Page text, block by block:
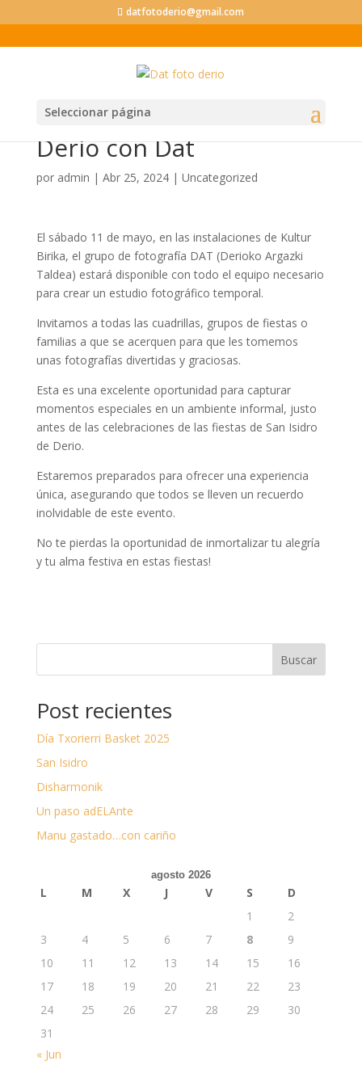
datfotoderio@gmail.com
Seleccionar página
Fiestas de San Isidro de
Derio con Dat
por admin | Abr 25, 2024| Uncategorized
El sábado 11 de mayo, en las instalaciones de Kultur
Birika, el grupo de fotografía DAT (Derioko Argazki
Taldea) estará disponible con todo el equipo necesario
para crear un estudio fotográfico temporal.
Invitamos a todas las cuadrillas, grupos de fiestas o
familias a que se acerquen para que les tomemos
unas fotografías divertidas y graciosas.
Esta es una excelente oportunidad para capturar
momentos especiales en un ambiente informal, justo
antes de las celebraciones de las fiestas de San Isidro
de Derio.
Estaremos preparados para ofrecer una experiencia
única, asegurando que todos se lleven un recuerdo
inolvidable de este evento.
No te pierdas la oportunidad de inmortalizar tu alegría
y tu alma festiva en estas fiestas!
Buscar
Post recientes
Día Txorierri Basket 2025
San Isidro
Disharmonik
Un paso adELAnte
Manu gastado…con cariño
agosto 2026
L M X J V S
D
1
2
3
4 5 6 7 8
9
10
11 12 13 14 15
16
17
18 19 20 21 22
23
24
25 26 27 28 29
30
31
« Jun